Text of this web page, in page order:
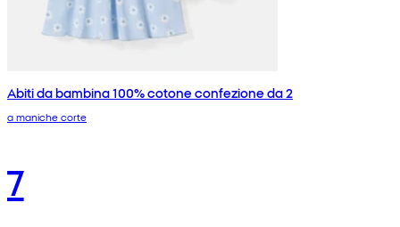
Abiti da bambina 100% cotone confezione da 2
a maniche corte
7